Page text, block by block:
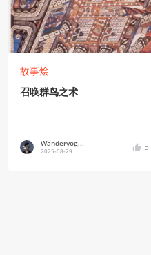
故事烩
召唤群鸟之术
Wandervog...
2025-08-29 5